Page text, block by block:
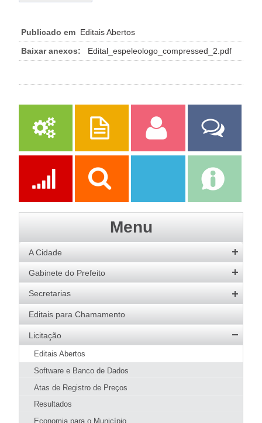
Publicado em Editais Abertos
Baixar anexos:
Edital_espeleologo_compressed_2.pdf
Serviços Publicações Servidor
Fale Com a
Prefeitura
Menu
A Cidade
História
Bandeira
Acervo de Imagens
Galeria de Prefeitos
Patrimônio Cultural
Agenda de Eventos
Guia Prático
Hotéis e Pousadas
Restaurantes
Gabinete do Prefeito
Prefeito
Agenda do Prefeito
Secretarias
Agricultura
Educação
Esportes
Editais para Chamamento
Licitação
Editais Abertos
Software e Banco de Dados
Atas de Registro de Preços
Resultados
Economia para o Município